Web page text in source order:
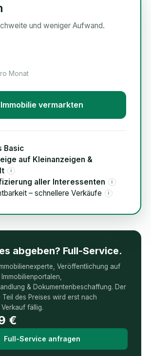
und weniger Aufwand.
Monat
Immobilie vermarkten
Basic
auf Kleinanzeigen &
i
aller Interessenten i
– schnellere Verkäufe i
abgeben? Full-Service.
Veröffentlichung auf
& Dokumentenbeschaffung. Der
des Preises wird erst nach
fällig.
€
Full-Service anfragen